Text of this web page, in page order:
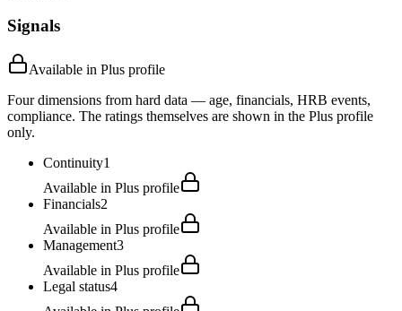
Signals
Available in Plus profile
Four dimensions from hard data — age, financials, HRB events,
compliance. The ratings themselves are shown in the Plus profile
only.
Continuity1
Available in Plus profile
Financials2
Available in Plus profile
Management3
Available in Plus profile
Legal status4